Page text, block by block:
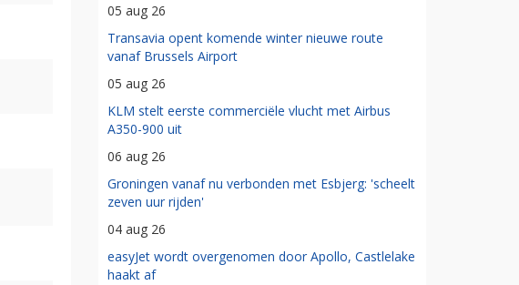
05 aug 26
Transavia opent komende winter nieuwe route
vanaf Brussels Airport
05 aug 26
KLM stelt eerste commerciële vlucht met Airbus
A350-900 uit
06 aug 26
Groningen vanaf nu verbonden met Esbjerg: 'scheelt
zeven uur rijden'
04 aug 26
easyJet wordt overgenomen door Apollo, Castlelake
haakt af